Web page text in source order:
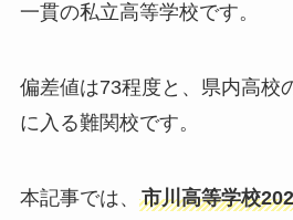
一貫の私立高等学校です。
偏差値は73程度と、県内高校
に入る難関校です。
本記事では、 市川高等学校